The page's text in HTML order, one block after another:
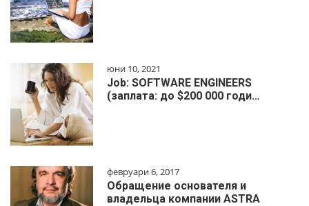
юни 10, 2021
Job: SOFTWARE ENGINEERS
(заплата: до $200 000 годи…
февруари 6, 2017
Обращение основателя и
владельца компании ASTRA